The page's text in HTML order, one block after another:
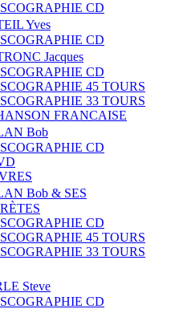
CD
Yves
CD
Jacques
CD
45 TOURS
33 TOURS
FRANCAISE
Bob
CD
Bob & SES
CD
45 TOURS
33 TOURS
Steve
CD